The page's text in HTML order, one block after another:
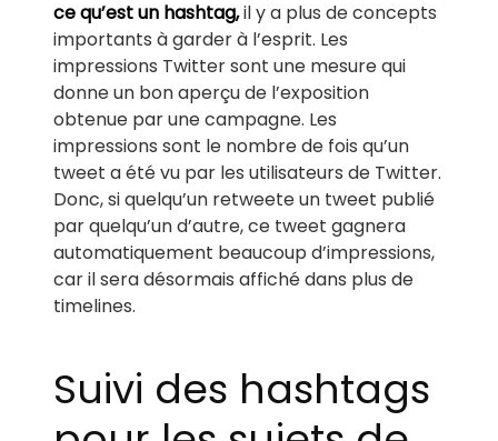
ce qu’est un hashtag,il y a plus de concepts
importants à garder à l’esprit. Les
impressions Twitter sont une mesure qui
donne un bon aperçu de l’exposition
obtenue par une campagne. Les
impressions sont le nombre de fois qu’un
tweet a été vu par les utilisateurs de Twitter.
Donc, si quelqu’un retweete un tweet publié
par quelqu’un d’autre, ce tweet gagnera
automatiquement beaucoup d’impressions,
car il sera désormais affiché dans plus de
timelines.
Suivi des hashtags